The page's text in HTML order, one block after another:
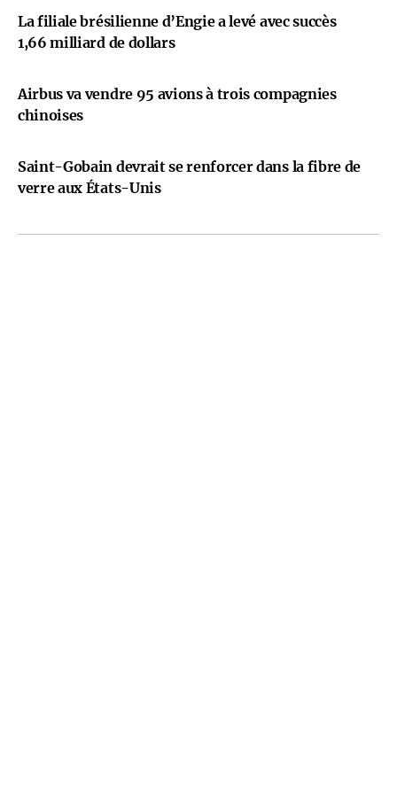
La filiale brésilienne d’Engie a levé avec succès
1,66 milliard de dollars
Airbus va vendre 95 avions à trois compagnies
chinoises
Saint-Gobain devrait se renforcer dans la fibre de
verre aux États-Unis